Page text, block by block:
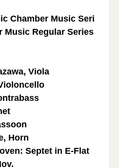
Chamber Music Seri
Music Regular Series
Viola
Horn
Septet in E-Flat